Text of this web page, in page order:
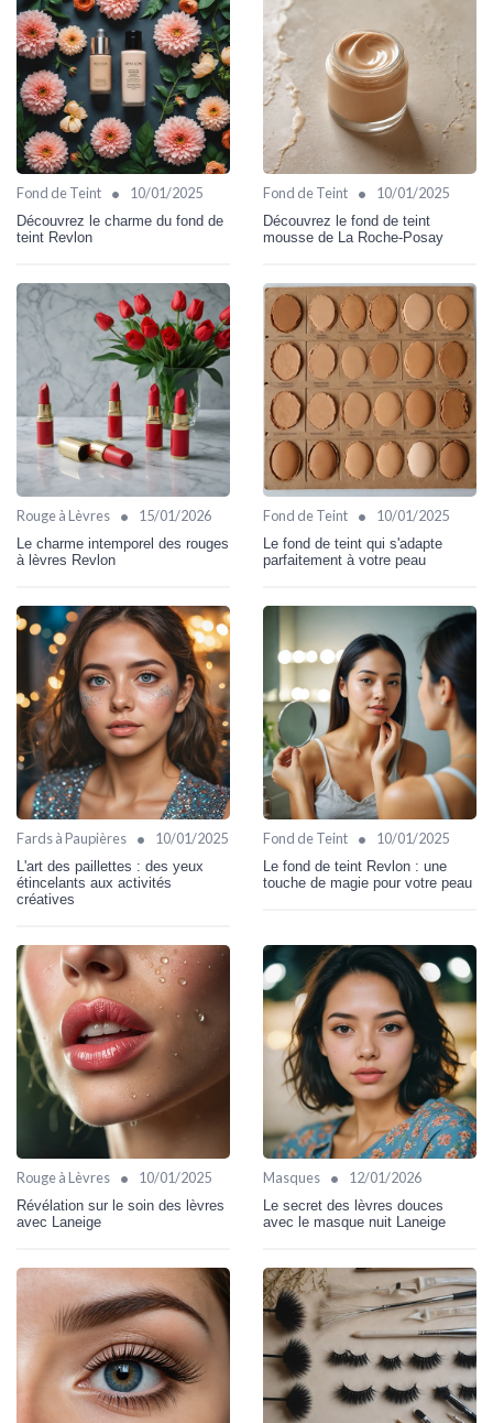
Fond de Teint • 10/01/2025
Découvrez le charme du fond de
teint Revlon
Fond de Teint • 10/01/2025
Découvrez le fond de teint
mousse de La Roche-Posay
Rouge à Lèvres • 15/01/2026
Le charme intemporel des rouges
à lèvres Revlon
Fond de Teint • 10/01/2025
Le fond de teint qui s'adapte
parfaitement à votre peau
Fards à Paupières • 10/01/2025
L'art des paillettes : des yeux
étincelants aux activités
créatives
Fond de Teint • 10/01/2025
Le fond de teint Revlon : une
touche de magie pour votre peau
Rouge à Lèvres • 10/01/2025
Révélation sur le soin des lèvres
avec Laneige
Masques • 12/01/2026
Le secret des lèvres douces
avec le masque nuit Laneige